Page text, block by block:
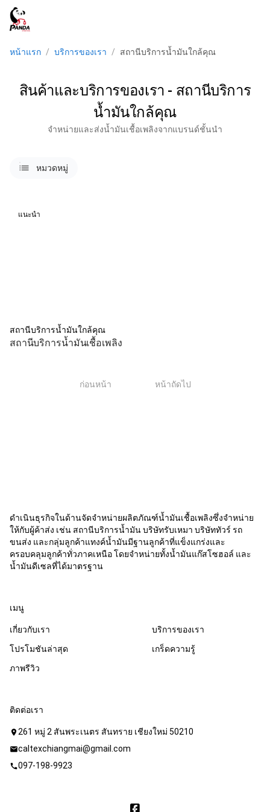
หน้าแรก / บริการของเรา / สถานีบริการน้ำมันใกล้คุณ
สินค้าและบริการของเรา - สถานีบริการ
น้ำมันใกล้คุณ
จำหน่ายและส่งน้ำมันเชื้อเพลิงจากแบรนด์ชั้นนำ
listsหมวดหมู่
แนะนำ
สถานีบริการน้ำมันใกล้คุณ
สถานีบริการน้ำมันเชื้อเพลิง
ก่อนหน้า หน้าถัดไป
ดำเนินธุรกิจในด้านจัดจำหน่ายผลิตภัณฑ์น้ำมันเชื้อเพลิงซึ่งจำหน่าย
ให้กับผู้ค้าส่ง เช่น สถานีบริการน้ำมัน บริษัทรับเหมา บริษัททัวร์ รถ
ขนส่ง และกลุ่มลูกค้าแทงค์น้ำมันมีฐานลูกค้าที่แข็งแกร่งและ
ครอบคลุมลูกค้าทั่วภาคเหนือ โดยจำหน่ายทั้งน้ำมันแก๊สโซฮอล์ และ
น้ำมันดีเซลที่ได้มาตรฐาน
เมนู
เกี่ยวกับเรา
บริการของเรา
โปรโมชันล่าสุด
เกร็ดความรู้
ภาพรีวิว
ติดต่อเรา
location_on 261 หมู่ 2 สันพระเนตร สันทราย เชียงใหม่ 50210
mailcaltexchiangmai@gmail.com
call097-198-9923